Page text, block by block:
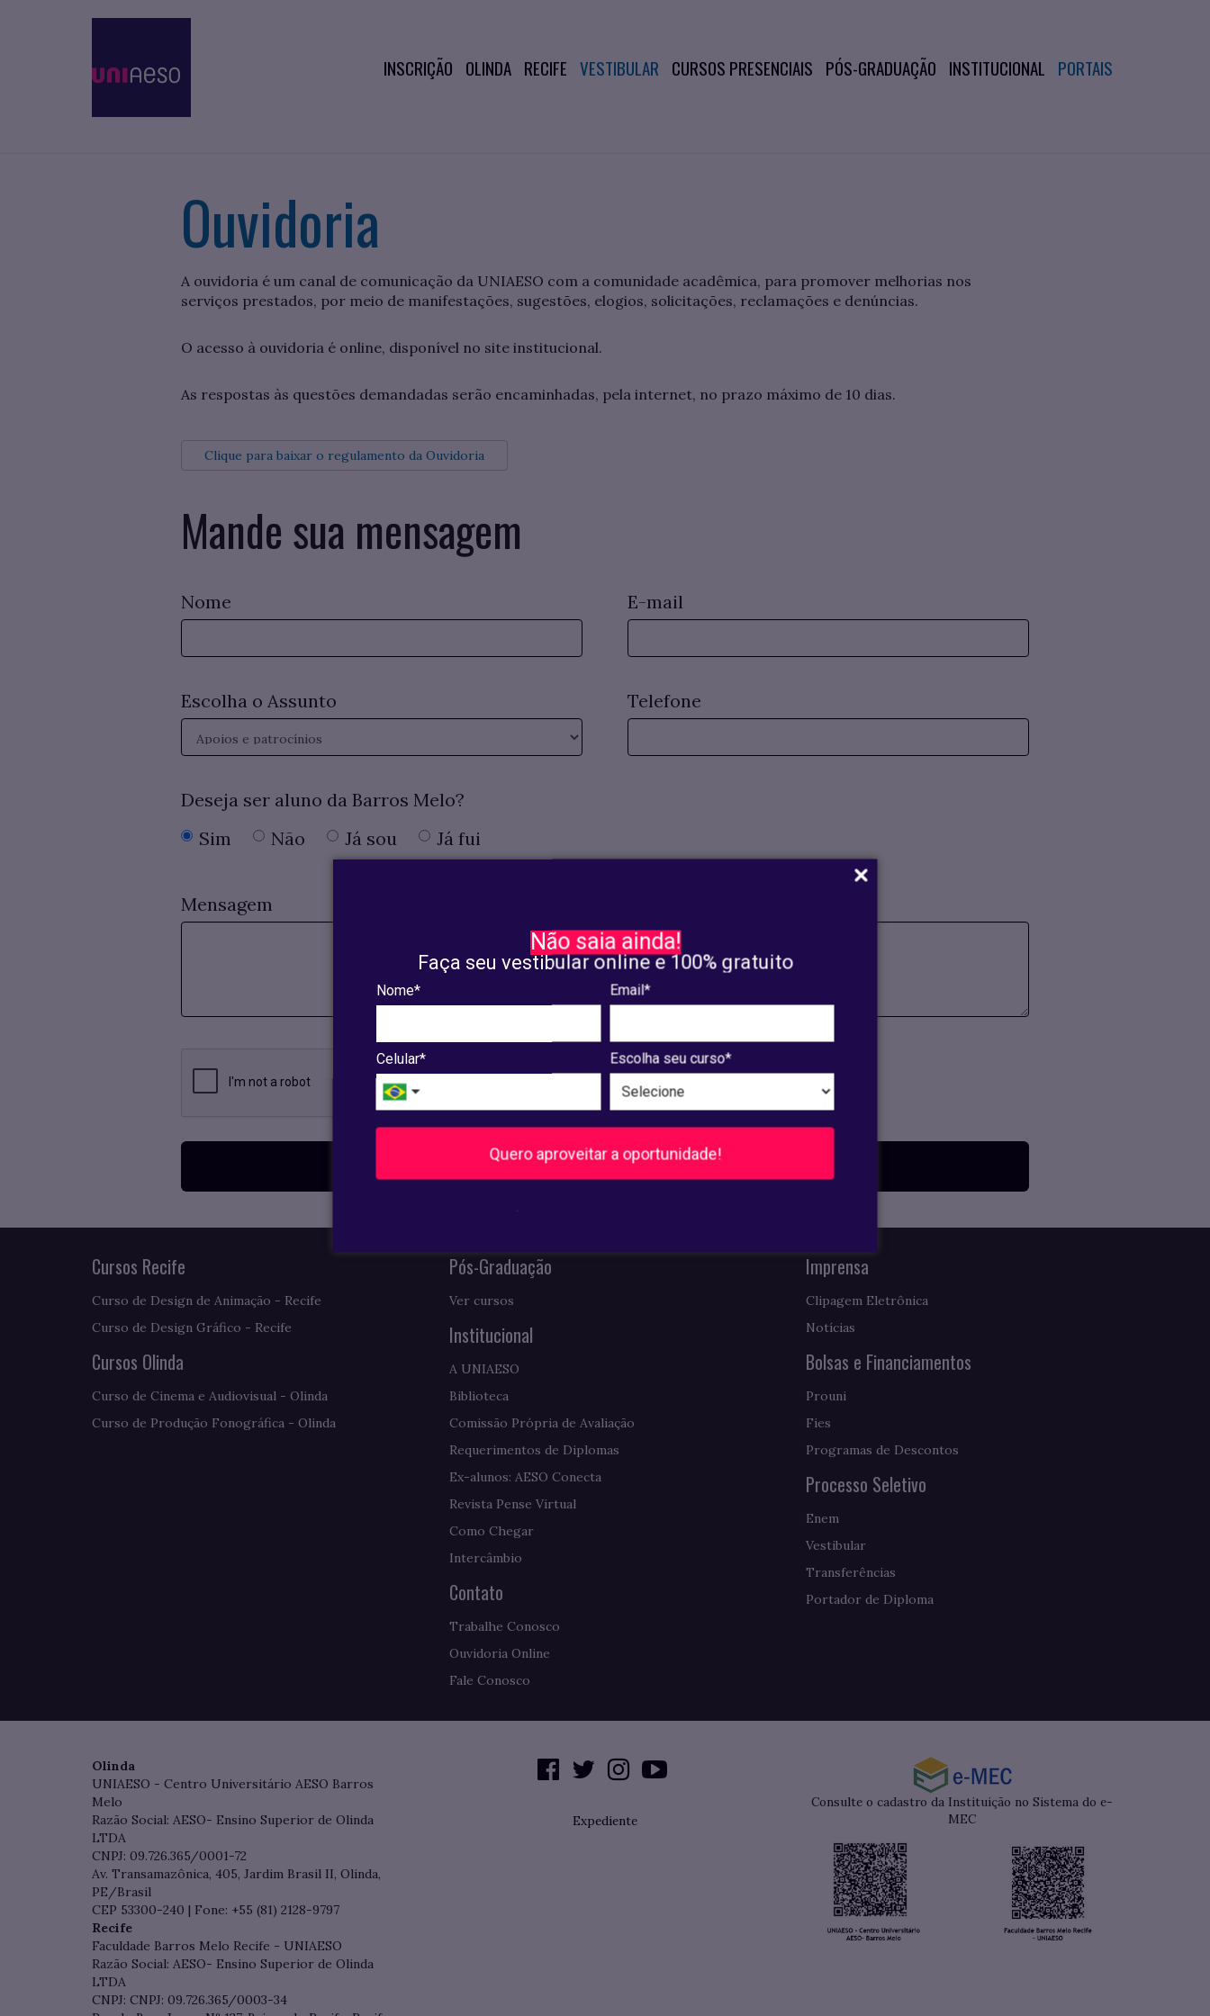
Não saia ainda!
Faça seu vestibular online e 100% gratuito
Nome* Email*
Celular* Escolha seu curso*
Quero aproveitar a oportunidade!
.
INSCRIÇÃO OLINDA RECIFE VESTIBULAR CURSOS PRESENCIAIS PÓS-GRADUAÇÃO INSTITUCIONAL PORTAIS
Ouvidoria
A ouvidoria é um canal de comunicação da UNIAESO com a comunidade acadêmica, para promover melhorias nos
serviços prestados, por meio de manifestações, sugestões, elogios, solicitações, reclamações e denúncias.
O acesso à ouvidoria é online, disponível no site institucional.
As respostas às questões demandadas serão encaminhadas, pela internet, no prazo máximo de 10 dias.
Clique para baixar o regulamento da Ouvidoria
Mande sua mensagem
Nome E-mail
Escolha o Assunto Telefone
Deseja ser aluno da Barros Melo?
Sim
Não Já sou Já fui
Mensagem
Enviar
Cursos Recife
Curso de Design de Animação - Recife
Curso de Design Gráfico - Recife
Cursos Olinda
Curso de Cinema e Audiovisual - Olinda
Curso de Produção Fonográfica - Olinda
Pós-Graduação
Ver cursos
Institucional
A UNIAESO
Biblioteca
Comissão Própria de Avaliação
Requerimentos de Diplomas
Ex-alunos: AESO Conecta
Revista Pense Virtual
Como Chegar
Intercâmbio
Contato
Trabalhe Conosco
Ouvidoria Online
Fale Conosco
Imprensa
Clipagem Eletrônica
Notícias
Bolsas e Financiamentos
Prouni
Fies
Programas de Descontos
Processo Seletivo
Enem
Vestibular
Transferências
Portador de Diploma
Olinda
UNIAESO - Centro Universitário AESO Barros
Melo
Razão Social: AESO- Ensino Superior de Olinda
LTDA
CNPJ: 09.726.365/0001-72
Av. Transamazônica, 405, Jardim Brasil II, Olinda,
PE/Brasil
CEP 53300-240 | Fone: +55 (81) 2128-9797
Recife
Faculdade Barros Melo Recife - UNIAESO
Razão Social: AESO- Ensino Superior de Olinda
LTDA
CNPJ: CNPJ: 09.726.365/0003-34
Expediente
Consulte o cadastro da Instituição no Sistema do e-
MEC